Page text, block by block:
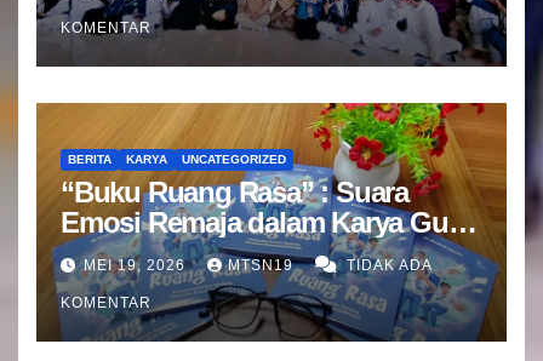
KOMENTAR
BERITA KARYA UNCATEGORIZED
“Buku Ruang Rasa” : Suara
Emosi Remaja dalam Karya Guru
BK MTsN 19 Jakarta Selatan
MEI 19, 2026 MTSN19 TIDAK ADA
KOMENTAR